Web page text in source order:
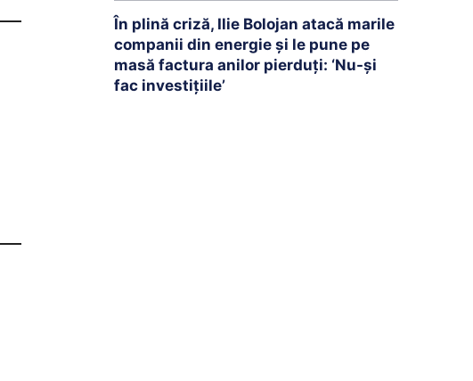
În plină criză, Ilie Bolojan atacă marile
companii din energie și le pune pe
masă factura anilor pierduți: ‘Nu-și
fac investițiile’